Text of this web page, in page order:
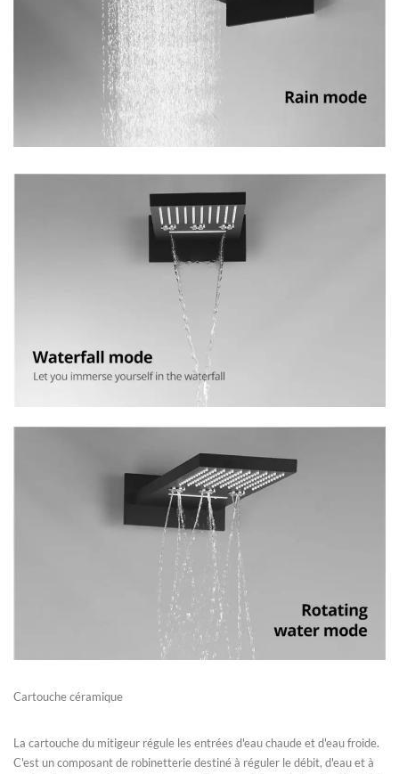
Cartouche céramique
La cartouche du mitigeur régule les entrées d'eau chaude et d'eau froide.
C'est un composant de robinetterie destiné à réguler le débit, d'eau et à